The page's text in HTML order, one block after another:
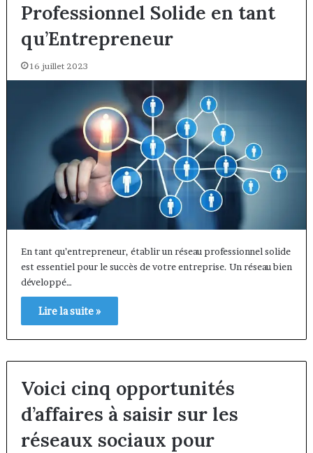
Professionnel Solide en tant
qu’Entrepreneur
16 juillet 2023
En tant qu’entrepreneur, établir un réseau professionnel solide
est essentiel pour le succès de votre entreprise. Un réseau bien
développé…
Lire la suite »
Voici cinq opportunités
d’affaires à saisir sur les
réseaux sociaux pour